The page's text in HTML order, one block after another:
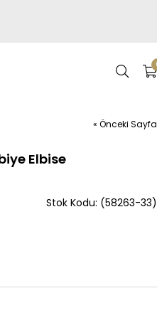
« Önceki Sayfa
Elbise
(58263-33)